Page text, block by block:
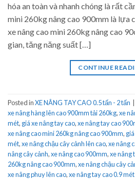
hóa an toàn và nhanh chóng là rất
mini 260kg nâng cao 900mm là lựa
xe nâng cao mini 260kg nâng cao
gian, tăng năng suất […]
CONTINUE
Posted inXE NÂNG TAY CAO 0.5 tấn - 2 tấn
xe nâng hàng lên cao 900mm tải 260kg,xe
mét, giá xe nâng tay cao,xe nâng tay cao
xe nâng cao mini 260kg nâng cao 900mm,
mét,xe nâng chậu cây cảnh lên cao,xe nâng
nâng cây cảnh,xe nâng cao 900mm,xe nâng
260kg nâng cao 900mm,xe nâng chậu cây
xe nâng phuy lên cao,xe nâng tay cao 0.9